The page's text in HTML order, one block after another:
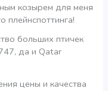
козырем для меня
плейнспоттинга!
больших птичек
да и Qatar
цены и качества